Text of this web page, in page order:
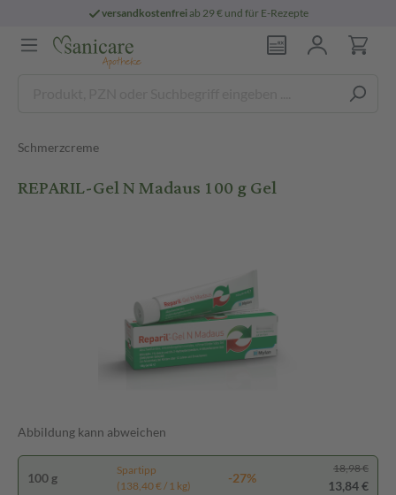
versandkostenfreiab 29 € und für E-Rezepte
Schmerzcreme
REPARIL-Gel N Madaus 100 g Gel
Abbildung kann abweichen
100 g
Spartipp
(138,40 € / 1 kg)
-27%
18,98 €
13,84 €